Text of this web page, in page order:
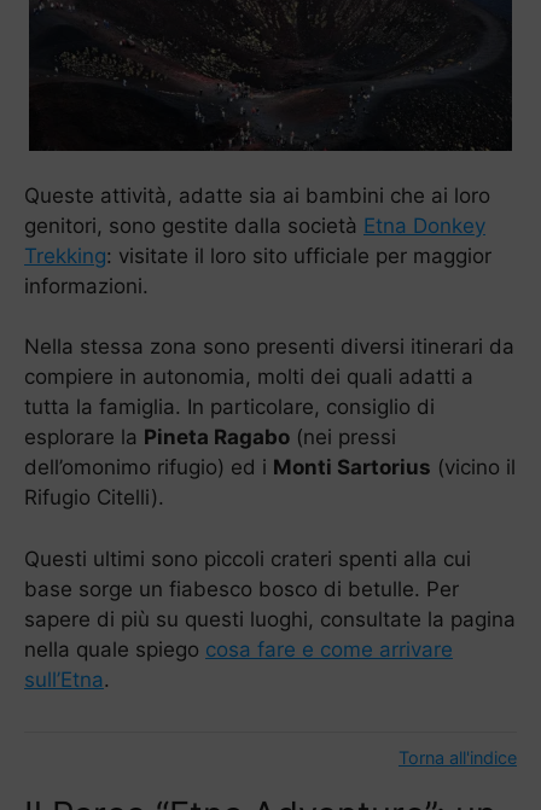
Queste attività, adatte sia ai bambini che ai loro
genitori, sono gestite dalla società Etna Donkey
Trekking: visitate il loro sito ufficiale per maggior
informazioni.
Nella stessa zona sono presenti diversi itinerari da
compiere in autonomia, molti dei quali adatti a
tutta la famiglia. In particolare, consiglio di
esplorare la Pineta Ragabo (nei pressi
dell’omonimo rifugio) ed i Monti Sartorius (vicino il
Rifugio Citelli).
Questi ultimi sono piccoli crateri spenti alla cui
base sorge un fiabesco bosco di betulle. Per
sapere di più su questi luoghi, consultate la pagina
nella quale spiego cosa fare e come arrivare
sull’Etna.
Torna all'indice